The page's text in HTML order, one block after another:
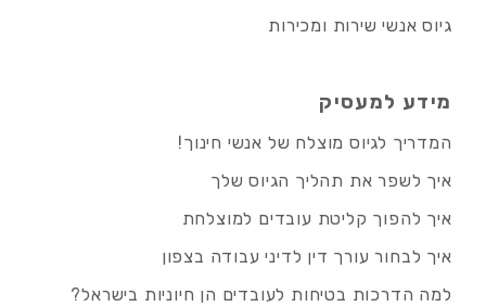
גיוס אנשי שירות ומכירות
מידע למעסיק
המדריך לגיוס מוצלח של אנשי חינוך!
איך לשפר את תהליך הגיוס שלך
איך להפוך קליטת עובדים למוצלחת
איך לבחור עורך דין לדיני עבודה בצפון
למה הדרכות בטיחות לעובדים הן חיוניות בישראל?